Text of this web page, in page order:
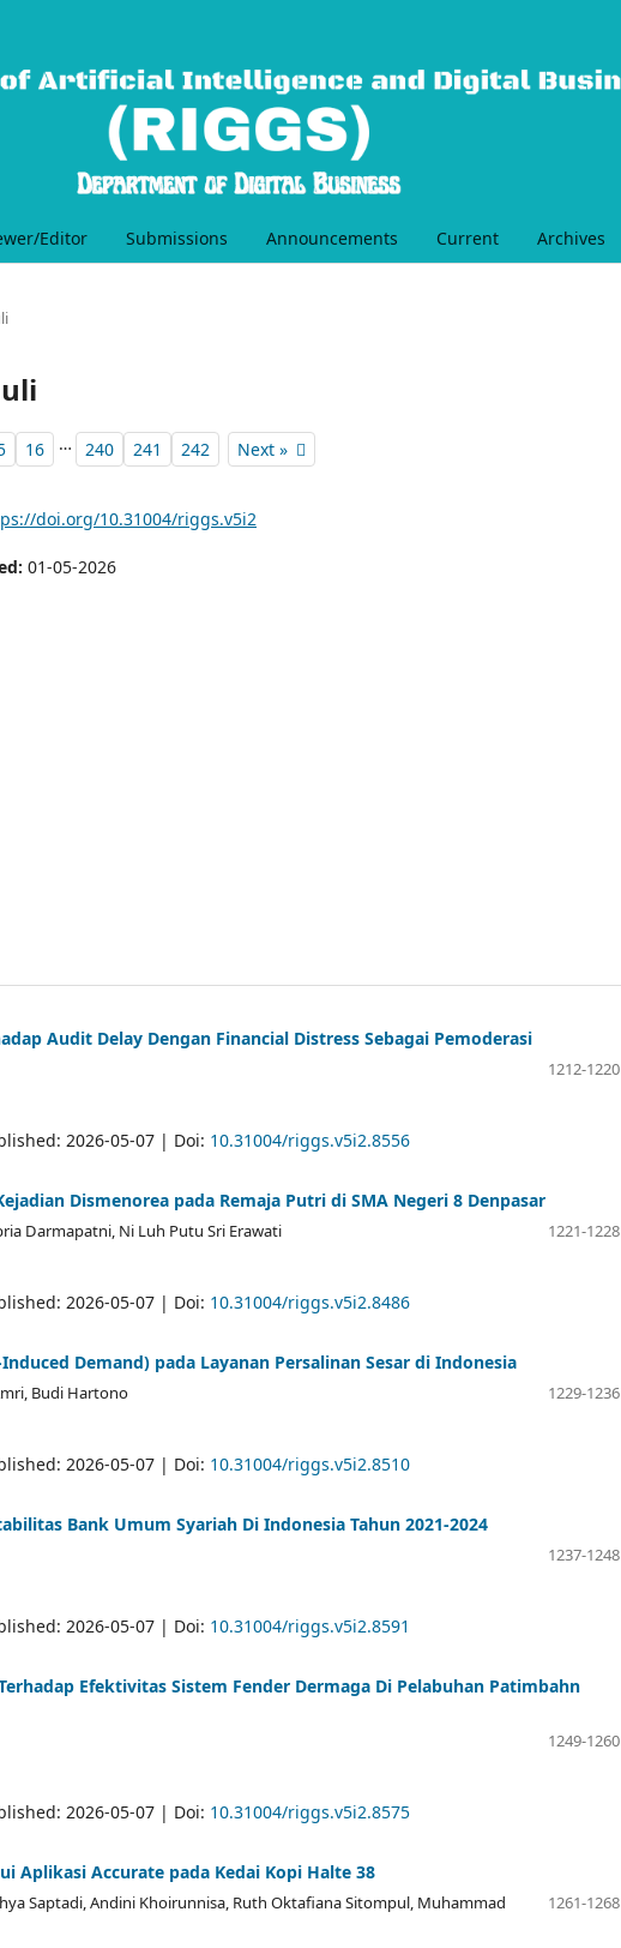
Editor Submissions Announcements Current Archives
16 … 240 241 242 Next »
doi.org/10.31004/riggs.v5i2
01-05-2026
Audit Delay Dengan Financial Distress Sebagai Pemoderasi
1212-1220
2026-05-07 | Doi: 10.31004/riggs.v5i2.8556
Dismenorea pada Remaja Putri di SMA Negeri 8 Denpasar
Darmapatni, Ni Luh Putu Sri Erawati
1221-1228
2026-05-07 | Doi: 10.31004/riggs.v5i2.8486
Demand) pada Layanan Persalinan Sesar di Indonesia
Budi Hartono
1229-1236
2026-05-07 | Doi: 10.31004/riggs.v5i2.8510
Bank Umum Syariah Di Indonesia Tahun 2021-2024
1237-1248
2026-05-07 | Doi: 10.31004/riggs.v5i2.8591
Efektivitas Sistem Fender Dermaga Di Pelabuhan Patimbahn
1249-1260
2026-05-07 | Doi: 10.31004/riggs.v5i2.8575
Aplikasi Accurate pada Kedai Kopi Halte 38
Saptadi, Andini Khoirunnisa, Ruth Oktafiana Sitompul, Muhammad
1261-1268